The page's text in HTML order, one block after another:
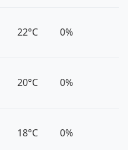
22°C 0%
20°C 0%
18°C 0%